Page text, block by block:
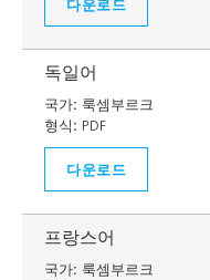
다운로드
독일어
국가: 룩셈부르크
형식: PDF
다운로드
프랑스어
국가: 룩셈부르크